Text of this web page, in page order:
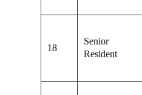
18
Senior
Resident